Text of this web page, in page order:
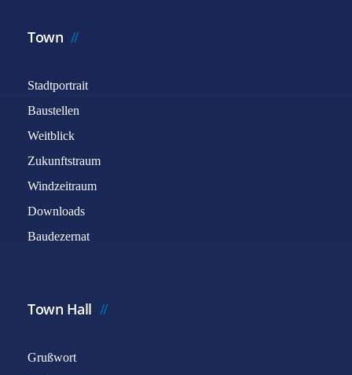
Town
Stadtportrait
Baustellen
Weitblick
Zukunftstraum
Windzeitraum
Downloads
Baudezernat
Town Hall
Grußwort